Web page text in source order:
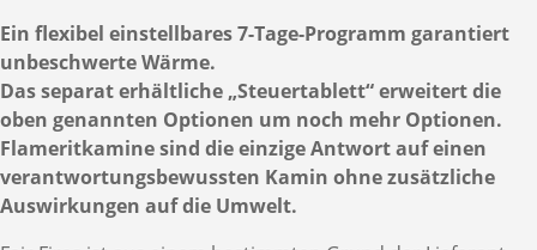
Ein flexibel einstellbares 7-Tage-Programm garantiert
unbeschwerte Wärme.
Das separat erhältliche „Steuertablett“ erweitert die
oben genannten Optionen um noch mehr Optionen.
Flameritkamine sind die einzige Antwort auf einen
verantwortungsbewussten Kamin ohne zusätzliche
Auswirkungen auf die Umwelt.